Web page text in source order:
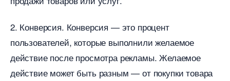
2. Конверсия. Конверсия — это процент
пользователей, которые выполнили желаемое
действие после просмотра рекламы. Желаемое
действие может быть разным — от покупки товара